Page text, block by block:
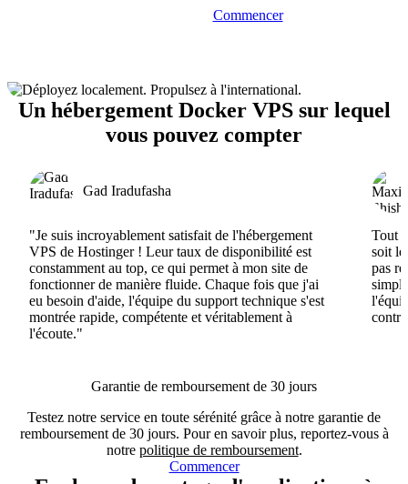
Commencer
Un hébergement Docker VPS sur lequel
vous pouvez compter
Gad Iradufasha
"Je suis incroyablement satisfait de l'hébergement
VPS de Hostinger ! Leur taux de disponibilité est
constamment au top, ce qui permet à mon site de
fonctionner de manière fluide. Chaque fois que j'ai
eu besoin d'aide, l'équipe du support technique s'est
montrée rapide, compétente et véritablement à
l'écoute."
Tout
soit
pas
Garantie de remboursement de 30 jours
Testez notre service en toute sérénité grâce à notre garantie de
remboursement de 30 jours. Pour en savoir plus, reportez-vous à
notre politique de remboursement.
Commencer